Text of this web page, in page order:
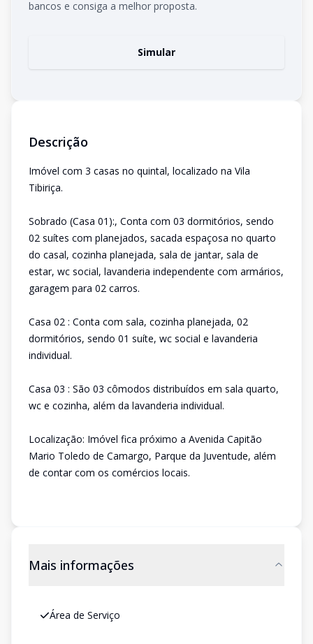
bancos e consiga a melhor proposta.
Simular
Descrição
Imóvel com 3 casas no quintal, localizado na Vila
Tibiriça.
Sobrado (Casa 01):, Conta com 03 dormitórios, sendo
02 suítes com planejados, sacada espaçosa no quarto
do casal, cozinha planejada, sala de jantar, sala de
estar, wc social, lavanderia independente com armários,
garagem para 02 carros.
Casa 02 : Conta com sala, cozinha planejada, 02
dormitórios, sendo 01 suíte, wc social e lavanderia
individual.
Casa 03 : São 03 cômodos distribuídos em sala quarto,
wc e cozinha, além da lavanderia individual.
Localização: Imóvel fica próximo a Avenida Capitão
Mario Toledo de Camargo, Parque da Juventude, além
de contar com os comércios locais.
Mais informações
Área de Serviço